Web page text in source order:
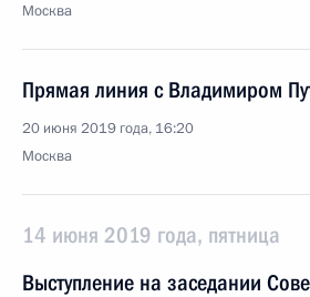
Москва
Прямая линия с Владимиром
20 июня 2019 года, 16:20
Москва
14 июня 2019 года, пятница
Выступление на заседании